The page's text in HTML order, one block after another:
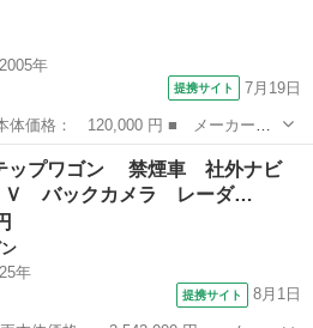
2005年
提携サイト 7月19日
フ ■ グレード名： Ｃターボ Ｅ
気量： 660cc ■ ドア枚数： 5D ■
ップワゴン 禁煙車 社外ナビ
Ｖ バックカメラ レーダ…
年
提携サイト 8月1日